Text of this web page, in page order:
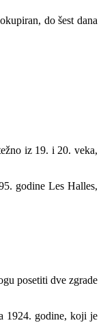
do šest dana
iz 19. i 20. veka,
godine Les Halles,
posetiti dve zgrade
1924. godine, koji je